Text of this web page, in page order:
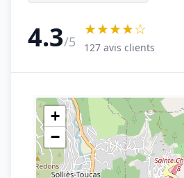
4.3/5
★★★★☆
127 avis clients
+
−